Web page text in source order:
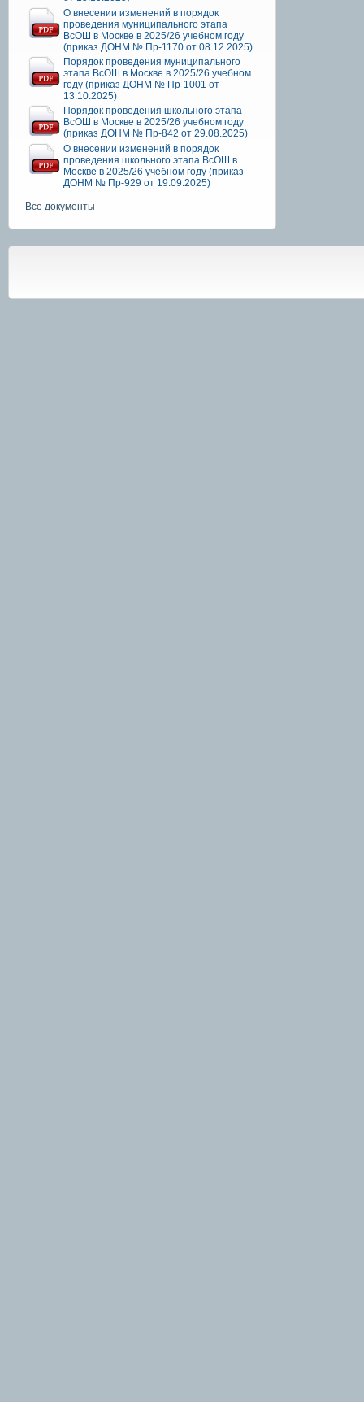
О внесении изменений в порядок
проведения муниципального этапа
ВсОШ в Москве в 2025/26 учебном году
(приказ ДОНМ № Пр-1170 от 08.12.2025)
Порядок проведения муниципального
этапа ВсОШ в Москве в 2025/26 учебном
году (приказ ДОНМ № Пр-1001 от
13.10.2025)
Порядок проведения школьного этапа
ВсОШ в Москве в 2025/26 учебном году
(приказ ДОНМ № Пр-842 от 29.08.2025)
О внесении изменений в порядок
проведения школьного этапа ВсОШ в
Москве в 2025/26 учебном году (приказ
ДОНМ № Пр-929 от 19.09.2025)
Все документы